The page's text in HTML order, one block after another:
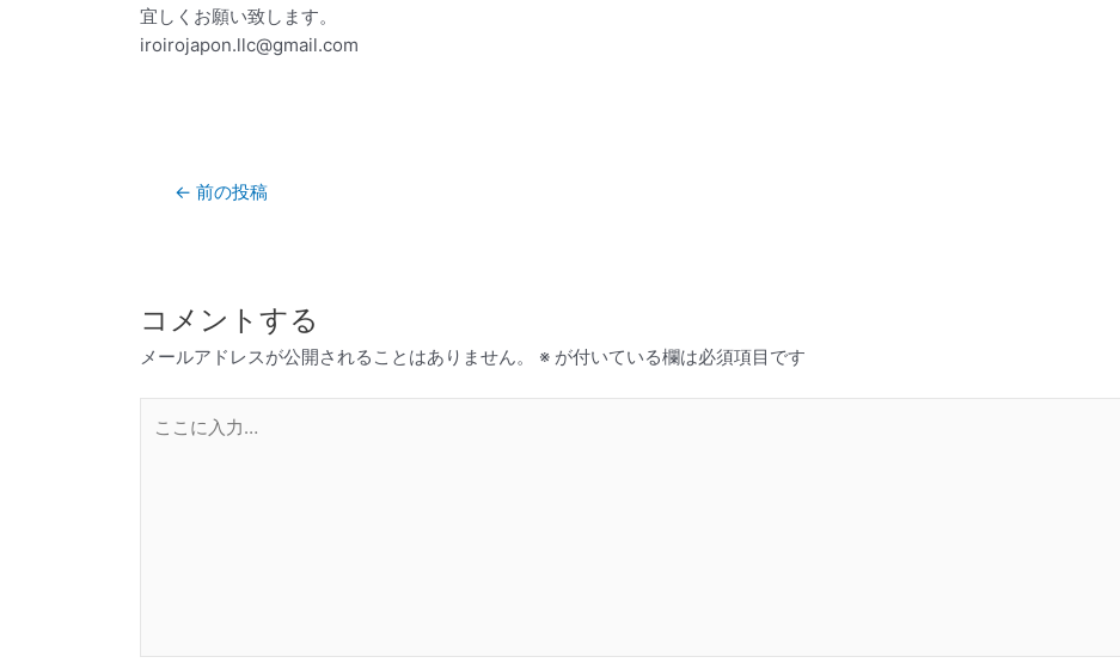
宜しくお願い致します。
iroirojapon.llc@gmail.com
← 前の投稿
コメントする
メールアドレスが公開されることはありません。 ※ が付いている欄は必須項目です